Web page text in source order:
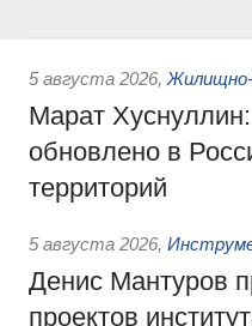
5 августа 2026, Жилищно-
Марат
обновлено в
территорий
5 августа 2026,
Денис Мантуров
проектов